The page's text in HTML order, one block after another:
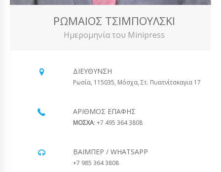
ΡΩΜΑΊΟΣ ΤΣΙΜΠΟΎΛΣΚΙ
Ημερομηνία του Minipress
ΔΙΕΎΘΥΝΣΗ
Ρωσία, 115035, Μόσχα, Στ. Πυατνίτσκαγια 17
ΑΡΙΘΜΌΣ ΕΠΑΦΉΣ
ΜΟΣΧΑ: +7 495 364 3808
ΒΆΙΜΠΕΡ / WHATSAPP
+7 985 364 3808